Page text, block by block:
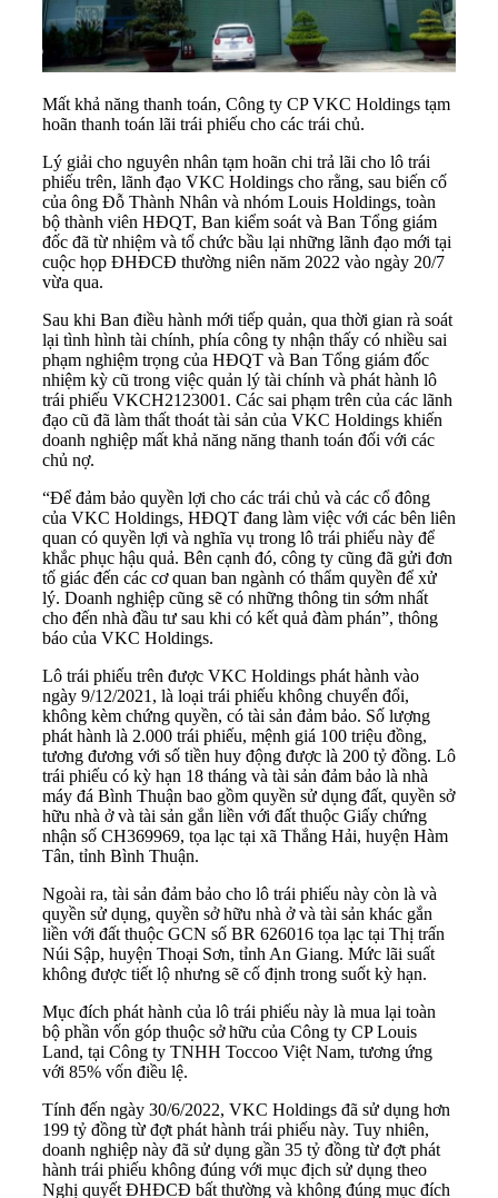
Mất khả năng thanh toán, Công ty CP VKC Holdings tạm
hoãn thanh toán lãi trái phiếu cho các trái chủ.
Lý giải cho nguyên nhân tạm hoãn chi trả lãi cho lô trái
phiếu trên, lãnh đạo VKC Holdings cho rằng, sau biến cố
của ông Đỗ Thành Nhân và nhóm Louis Holdings, toàn
bộ thành viên HĐQT, Ban kiểm soát và Ban Tổng giám
đốc đã từ nhiệm và tổ chức bầu lại những lãnh đạo mới tại
cuộc họp ĐHĐCĐ thường niên năm 2022 vào ngày 20/7
vừa qua.
Sau khi Ban điều hành mới tiếp quản, qua thời gian rà soát
lại tình hình tài chính, phía công ty nhận thấy có nhiều sai
phạm nghiệm trọng của HĐQT và Ban Tổng giám đốc
nhiệm kỳ cũ trong việc quản lý tài chính và phát hành lô
trái phiếu VKCH2123001. Các sai phạm trên của các lãnh
đạo cũ đã làm thất thoát tài sản của VKC Holdings khiến
doanh nghiệp mất khả năng năng thanh toán đối với các
chủ nợ.
“Để đảm bảo quyền lợi cho các trái chủ và các cổ đông
của VKC Holdings, HĐQT đang làm việc với các bên liên
quan có quyền lợi và nghĩa vụ trong lô trái phiếu này để
khắc phục hậu quả. Bên cạnh đó, công ty cũng đã gửi đơn
tố giác đến các cơ quan ban ngành có thẩm quyền để xử
lý. Doanh nghiệp cũng sẽ có những thông tin sớm nhất
cho đến nhà đầu tư sau khi có kết quả đàm phán”, thông
báo của VKC Holdings.
Lô trái phiếu trên được VKC Holdings phát hành vào
ngày 9/12/2021, là loại trái phiếu không chuyển đổi,
không kèm chứng quyền, có tài sản đảm bảo. Số lượng
phát hành là 2.000 trái phiếu, mệnh giá 100 triệu đồng,
tương đương với số tiền huy động được là 200 tỷ đồng. Lô
trái phiếu có kỳ hạn 18 tháng và tài sản đảm bảo là nhà
máy đá Bình Thuận bao gồm quyền sử dụng đất, quyền sở
hữu nhà ở và tài sản gắn liền với đất thuộc Giấy chứng
nhận số CH369969, tọa lạc tại xã Thắng Hải, huyện Hàm
Tân, tỉnh Bình Thuận.
Ngoài ra, tài sản đảm bảo cho lô trái phiếu này còn là và
quyền sử dụng, quyền sở hữu nhà ở và tài sản khác gắn
liền với đất thuộc GCN số BR 626016 tọa lạc tại Thị trấn
Núi Sập, huyện Thoại Sơn, tỉnh An Giang. Mức lãi suất
không được tiết lộ nhưng sẽ cố định trong suốt kỳ hạn.
Mục đích phát hành của lô trái phiếu này là mua lại toàn
bộ phần vốn góp thuộc sở hữu của Công ty CP Louis
Land, tại Công ty TNHH Toccoo Việt Nam, tương ứng
với 85% vốn điều lệ.
Tính đến ngày 30/6/2022, VKC Holdings đã sử dụng hơn
199 tỷ đồng từ đợt phát hành trái phiếu này. Tuy nhiên,
doanh nghiệp này đã sử dụng gần 35 tỷ đồng từ đợt phát
hành trái phiếu không đúng với mục địch sử dụng theo
Nghị quyết ĐHĐCĐ bất thường và không đúng mục đích